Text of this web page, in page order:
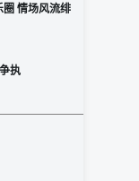
情场风流绯
执